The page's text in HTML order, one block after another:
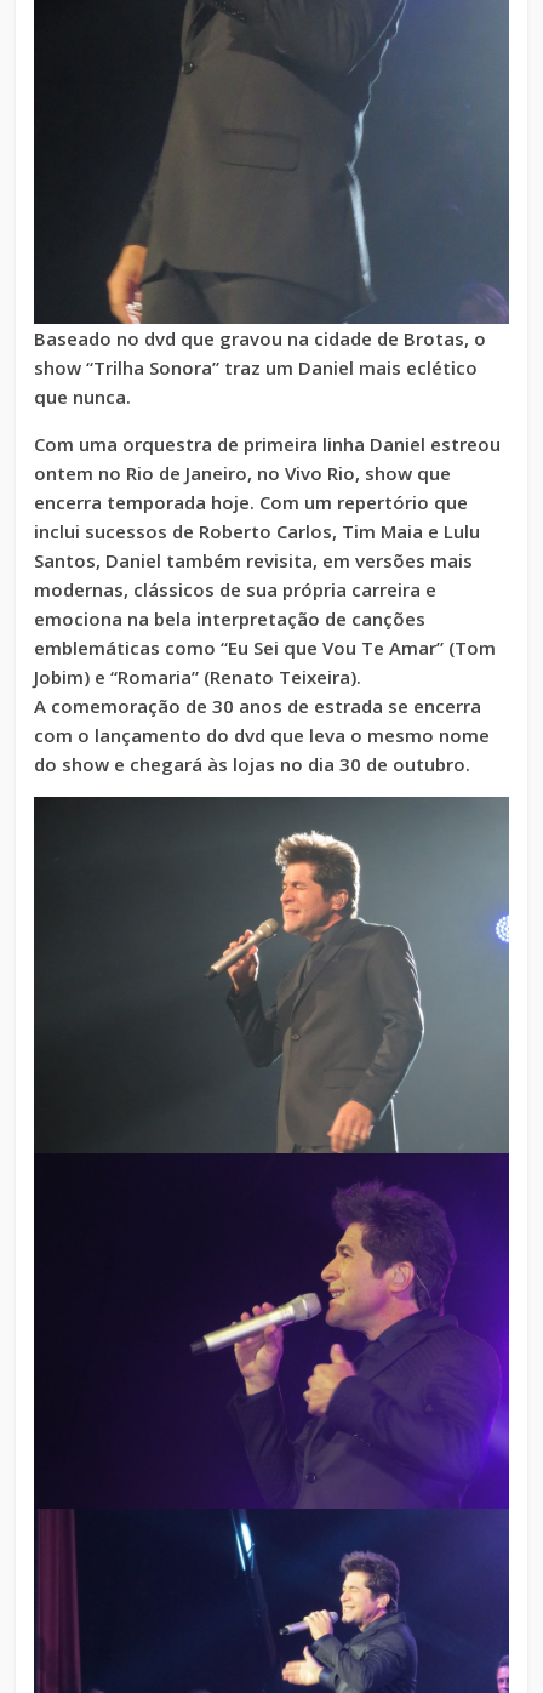
Baseado no dvd que gravou na cidade de Brotas, o
show “Trilha Sonora” traz um Daniel mais eclético
que nunca.
Com uma orquestra de primeira linha Daniel estreou
ontem no Rio de Janeiro, no Vivo Rio, show que
encerra temporada hoje. Com um repertório que
inclui sucessos de Roberto Carlos, Tim Maia e Lulu
Santos, Daniel também revisita, em versões mais
modernas, clássicos de sua própria carreira e
emociona na bela interpretação de canções
emblemáticas como “Eu Sei que Vou Te Amar” (Tom
Jobim) e “Romaria” (Renato Teixeira).
A comemoração de 30 anos de estrada se encerra
com o lançamento do dvd que leva o mesmo nome
do show e chegará às lojas no dia 30 de outubro.